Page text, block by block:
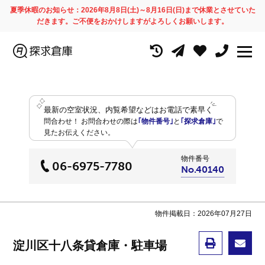
夏季休暇のお知らせ：2026年8月8日(土)～8月16日(日)まで休業とさせていた
だきます。ご不便をおかけしますがよろしくお願いします。
最新の空室状況、内覧希望などはお電話で素早く
問合わせ！ お問合わせの際は ｢物件番号｣ と ｢探求倉庫｣で
見たお伝えください。
06-6975-7780
物件番号
No.40140
物件掲載日：2026年07月27日
淀川区十八条貸倉庫・駐車場